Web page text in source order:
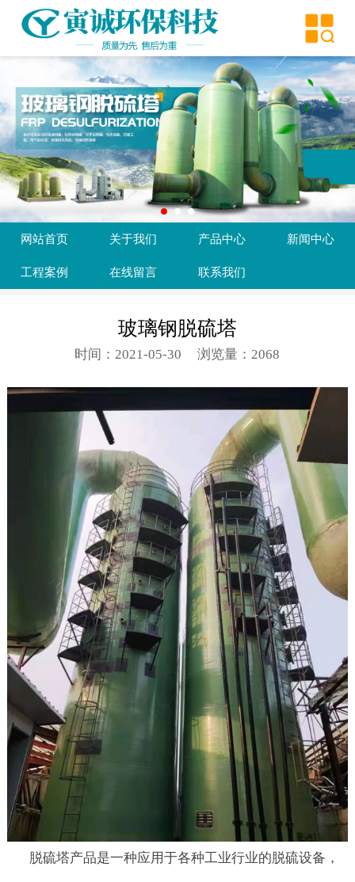
关于我们
产品中心
新闻中心
工程案例
在线留言
网站首页 关于我们 产品中心 新闻中心
工程案例 在线留言 联系我们
玻璃钢脱硫塔
时间：2021-05-30 浏览量：2068
脱硫塔产品是一种应用于各种工业行业的脱硫设备，